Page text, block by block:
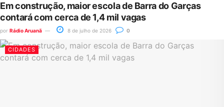
Em construção, maior escola de Barra do Garças
contará com cerca de 1,4 mil vagas
por Rádio Aruanã 8 de julho de 2026 0
CIDADES